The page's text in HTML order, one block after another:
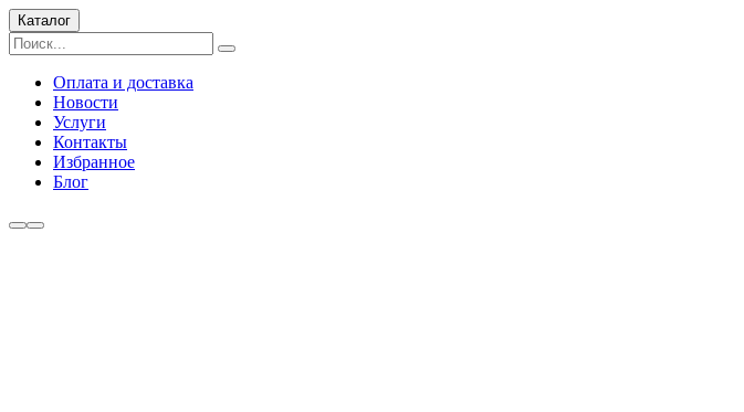
Каталог
Оплата и доставка
Новости
Услуги
Контакты
Избранное
Блог